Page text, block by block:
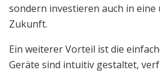
sondern investieren auch in eine
Zukunft.
Ein weiterer Vorteil ist die
Geräte sind intuitiv gestaltet,